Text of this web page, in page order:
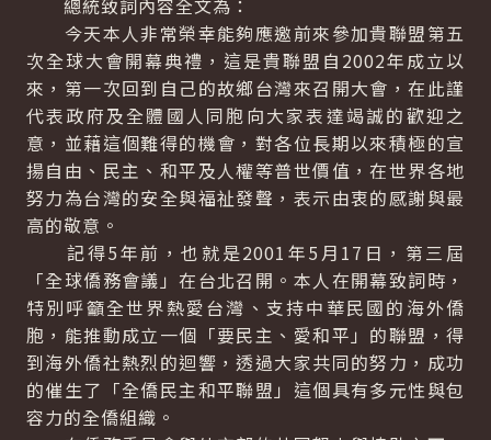
總統致詞內容全文為：
今天本人非常榮幸能夠應邀前來參加貴聯盟第五
次全球大會開幕典禮，這是貴聯盟自2002年成立以
來，第一次回到自己的故鄉台灣來召開大會，在此謹
代表政府及全體國人同胞向大家表達竭誠的歡迎之
意，並藉這個難得的機會，對各位長期以來積極的宣
揚自由、民主、和平及人權等普世價值，在世界各地
努力為台灣的安全與福祉發聲，表示由衷的感謝與最
高的敬意。
記得5年前，也就是2001年5月17日，第三屆
「全球僑務會議」在台北召開。本人在開幕致詞時，
特別呼籲全世界熱愛台灣、支持中華民國的海外僑
胞，能推動成立一個「要民主、愛和平」的聯盟，得
到海外僑社熱烈的迴響，透過大家共同的努力，成功
的催生了「全僑民主和平聯盟」這個具有多元性與包
容力的全僑組織。